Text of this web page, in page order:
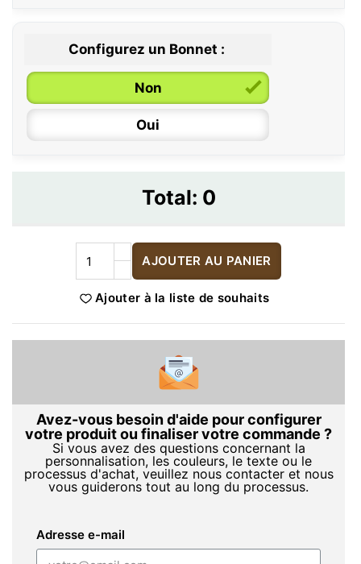
Configurez un Bonnet :
Non
Oui
Total: 0
AJOUTER AU PANIER
Ajouter à la liste de souhaits
Avez-vous besoin d'aide pour configurer
votre produit ou finaliser votre commande ?
Si vous avez des questions concernant la
personnalisation, les couleurs, le texte ou le
processus d'achat, veuillez nous contacter et nous
vous guiderons tout au long du processus.
Adresse e-mail